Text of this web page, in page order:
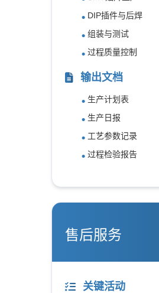
DIP插件与后焊
组装与测试
过程质量控制
输出文档
生产计划表
生产日报
工艺参数记录
过程检验报告
售后服务
关键活动